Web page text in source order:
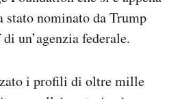
stato nominato da Trump
un’agenzia federale.
i profili di oltre mille